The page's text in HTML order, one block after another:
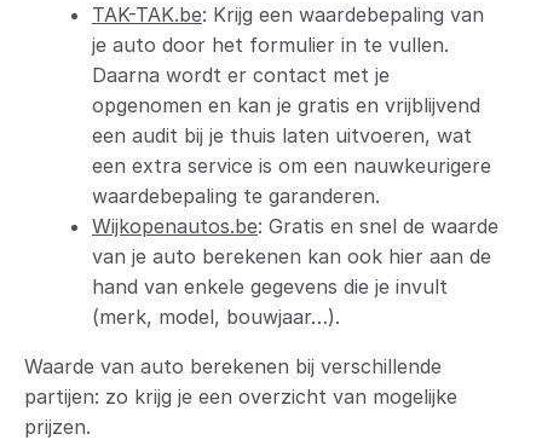
TAK-TAK.be: Krijg een waardebepaling van
je auto door het formulier in te vullen.
Daarna wordt er contact met je
opgenomen en kan je gratis en vrijblijvend
een audit bij je thuis laten uitvoeren, wat
een extra service is om een nauwkeurigere
waardebepaling te garanderen.
Wijkopenautos.be: Gratis en snel de waarde
van je auto berekenen kan ook hier aan de
hand van enkele gegevens die je invult
(merk, model, bouwjaar…).
Waarde van auto berekenen bij verschillende
partijen: zo krijg je een overzicht van mogelijke
prijzen.